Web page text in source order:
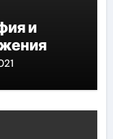
и